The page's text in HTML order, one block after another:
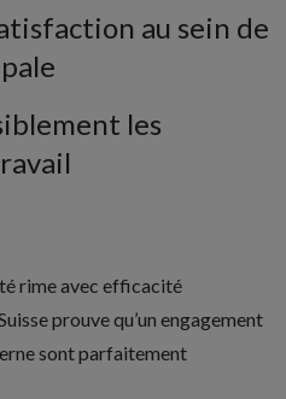
au sein de
les
rime avec efficacité
prouve qu’un engagement
sont parfaitement